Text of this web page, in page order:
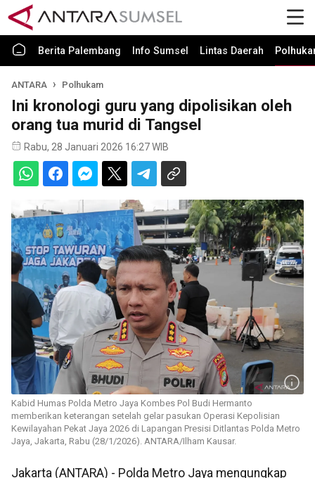
Berita Palembang Info Sumsel Lintas Daerah
ANTARA Polhukam
Ini kronologi guru yang dipolisikan oleh
orang tua murid di Tangsel
Rabu, 28 Januari 2026 16:27 WIB
Kabid Humas Polda Metro Jaya Kombes Pol Budi Hermanto
memberikan keterangan setelah gelar pasukan Operasi Kepolisian
Kewilayahan Pekat Jaya 2026 di Lapangan Presisi Ditlantas Polda Metro
Jaya, Jakarta, Rabu (28/1/2026). ANTARA/Ilham Kausar.
Jakarta (ANTARA) - Polda Metro Jaya mengungkap